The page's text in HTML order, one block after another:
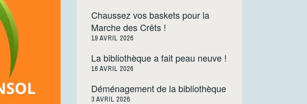
Chaussez vos baskets pour la
Marche des Crêts !
19 AVRIL 2026
La bibliothèque a fait peau neuve !
16 AVRIL 2026
Déménagement de la bibliothèque
3 AVRIL 2026